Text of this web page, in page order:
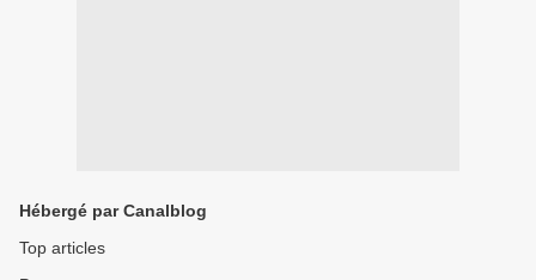
Hébergé par Canalblog
Top articles